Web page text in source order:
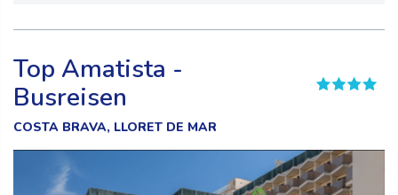
Top Amatista -
Busreisen
COSTA BRAVA, LLORET DE MAR